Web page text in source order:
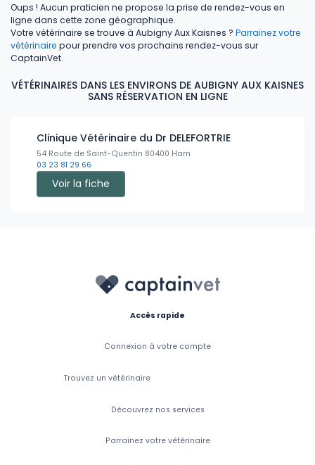
Oups ! Aucun praticien ne propose la prise de rendez-vous en
ligne dans cette zone géographique.
Votre vétérinaire se trouve à Aubigny Aux Kaisnes ? Parrainez votre
vétérinaire pour prendre vos prochains rendez-vous sur
CaptainVet.
VÉTÉRINAIRES DANS LES ENVIRONS DE AUBIGNY AUX KAISNES
SANS RÉSERVATION EN LIGNE
Clinique Vétérinaire du Dr DELEFORTRIE
54 Route de Saint-Quentin 80400 Ham
03 23 81 29 66
Voir la fiche
Accès rapide
Connexion à votre compte
Trouvez un vétérinaire
Découvrez nos services
Parrainez votre vétérinaire